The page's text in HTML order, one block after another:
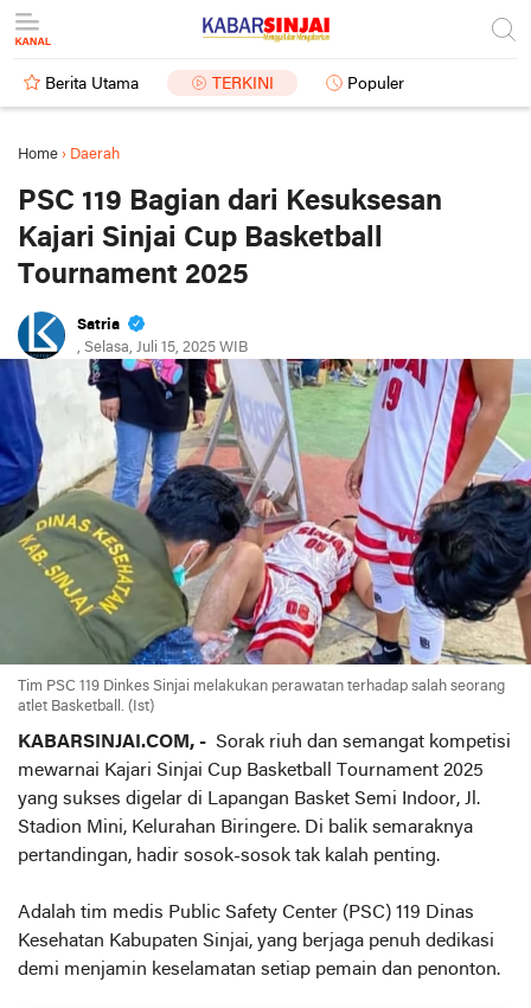
Berita Utama TERKINI Populer
Home › Daerah
PSC 119 Bagian dari Kesuksesan
Kajari Sinjai Cup Basketball
Tournament 2025
Satria
, Selasa, Juli 15, 2025 WIB
Tim PSC 119 Dinkes Sinjai melakukan perawatan terhadap salah seorang
atlet Basketball. (Ist)
KABARSINJAI.COM, - Sorak riuh dan semangat kompetisi
mewarnai Kajari Sinjai Cup Basketball Tournament 2025
yang sukses digelar di Lapangan Basket Semi Indoor, Jl.
Stadion Mini, Kelurahan Biringere. Di balik semaraknya
pertandingan, hadir sosok-sosok tak kalah penting.
Adalah tim medis Public Safety Center (PSC) 119 Dinas
Kesehatan Kabupaten Sinjai, yang berjaga penuh dedikasi
demi menjamin keselamatan setiap pemain dan penonton.